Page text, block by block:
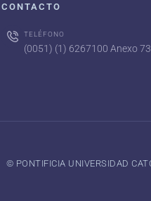
CONTACTO
TELÉFONO
(0051) (1) 6267100 Anexo
©️ PONTIFICIA UNIVERSIDAD